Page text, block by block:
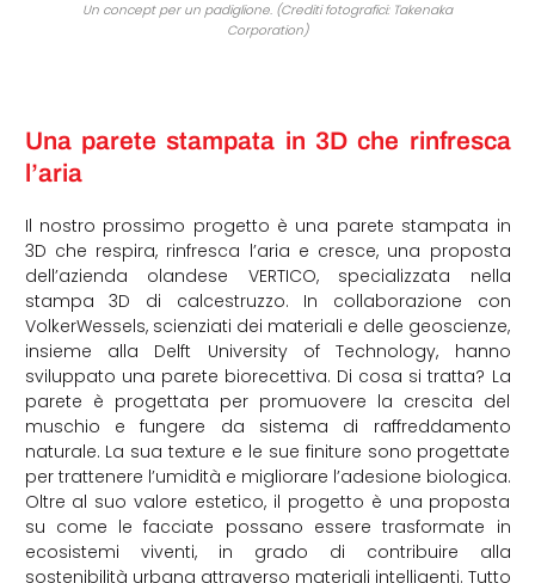
Un concept per un padiglione. (Crediti fotografici: Takenaka
Corporation)
Una parete stampata in 3D che rinfresca
l’aria
Il nostro prossimo progetto è una parete stampata in
3D che respira, rinfresca l’aria e cresce, una proposta
dell’azienda olandese VERTICO, specializzata nella
stampa 3D di calcestruzzo. In collaborazione con
VolkerWessels, scienziati dei materiali e delle geoscienze,
insieme alla Delft University of Technology, hanno
sviluppato una parete biorecettiva. Di cosa si tratta? La
parete è progettata per promuovere la crescita del
muschio e fungere da sistema di raffreddamento
naturale. La sua texture e le sue finiture sono progettate
per trattenere l’umidità e migliorare l’adesione biologica.
Oltre al suo valore estetico, il progetto è una proposta
su come le facciate possano essere trasformate in
ecosistemi viventi, in grado di contribuire alla
sostenibilità urbana attraverso materiali intelligenti. Tutto